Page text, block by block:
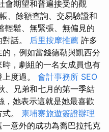
會期望和普遍接受的觀
、餘額查詢、交易驗證和
輕鬆、無緊張、無偏見的
話。 后里按摩推薦 許多
，例如當錢德勒與凱西分
，劇組的一名女成員也有
度過。 會計事務所 SEO
、兄弟和七月的第一季結
，她表示這就是她最喜歡
。 柬埔寨旅遊簽證辦理
意外的成功為喬巴拉托克